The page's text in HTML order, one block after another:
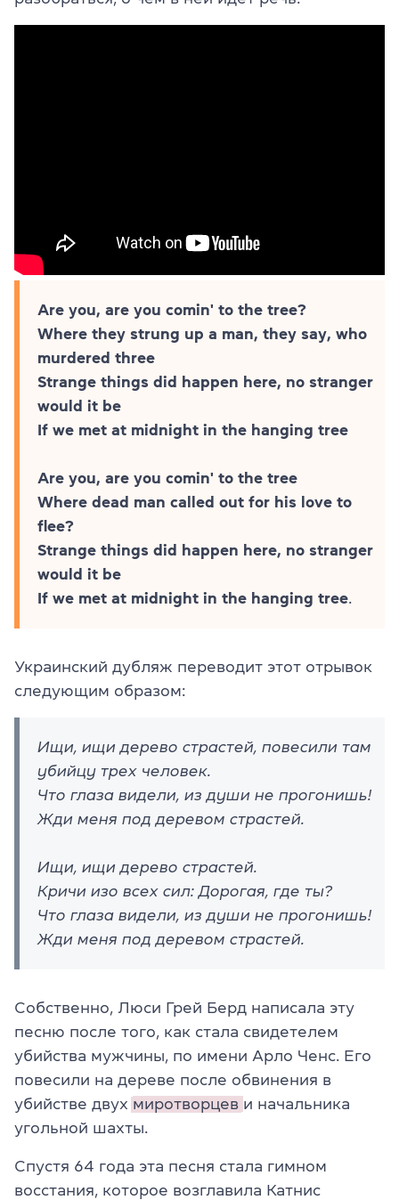
Are you, are you comin' to the tree?
Where they strung up a man, they say, who
murdered three
Strange things did happen here, no stranger
would it be
If we met at midnight in the hanging tree
Are you, are you comin' to the tree
Where dead man called out for his love to
flee?
Strange things did happen here, no stranger
would it be
If we met at midnight in the hanging tree.
Украинский дубляж переводит этот отрывок
следующим образом:
Ищи, ищи дерево страстей, повесили там
убийцу трех человек.
Что глаза видели, из души не прогонишь!
Жди меня под деревом страстей.
Ищи, ищи дерево страстей.
Кричи изо всех сил: Дорогая, где ты?
Что глаза видели, из души не прогонишь!
Жди меня под деревом страстей.
Собственно, Люси Грей Берд написала эту
песню после того, как стала свидетелем
убийства мужчины, по имени Арло Ченс. Его
повесили на дереве после обвинения в
убийстве двух миротворцев и начальника
угольной шахты.
Спустя 64 года эта песня стала гимном
восстания, которое возглавила Катнис